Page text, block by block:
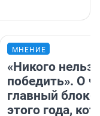
МНЕНИЕ
«Никого нельзя
победить». О
главный
этого года,